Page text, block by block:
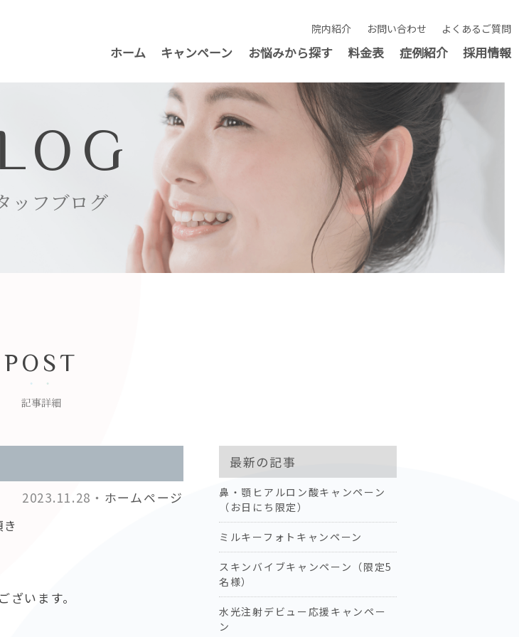
院内紹介 お問い合わせ よくあるご質問
ホーム キャンペーン お悩みから探す 料金表 症例紹介 採用情報
ッフブログ
POST
記事詳細
2023.11.28・ ホームページ
います。
最新の記事
鼻・顎ヒアルロン酸キャンペーン
（お日にち限定）
ミルキーフォトキャンペーン
スキンバイブキャンペーン（限定5
名様）
水光注射デビュー応援キャンペー
ン